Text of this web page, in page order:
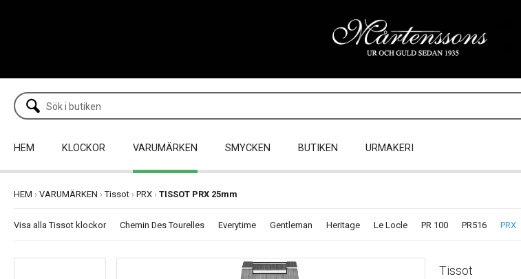
HEM KLOCKOR VARUMÄRKEN SMYCKEN BUTIKEN URMAKERI
HEM › VARUMÄRKEN ›Tissot › PRX › TISSOT PRX 25mm
Visa alla Tissot klockor Chemin Des Tourelles Everytime Gentleman Heritage Le Locle PR 100 PR516 PRX
Tissot